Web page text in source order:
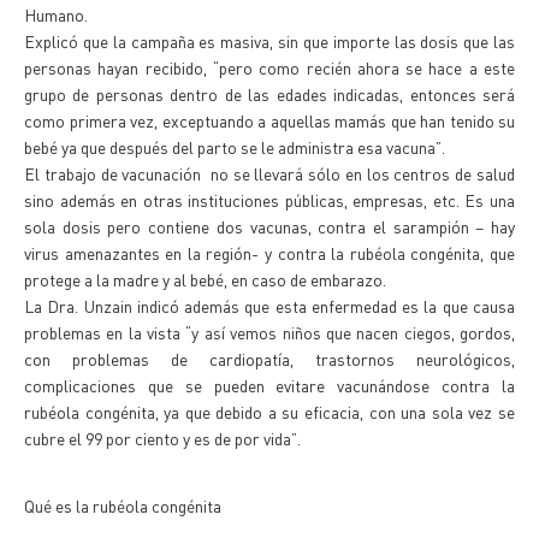
Humano.
Explicó que la campaña es masiva, sin que importe las dosis que las
personas hayan recibido, “pero como recién ahora se hace a este
grupo de personas dentro de las edades indicadas, entonces será
como primera vez, exceptuando a aquellas mamás que han tenido su
bebé ya que después del parto se le administra esa vacuna”.
El trabajo de vacunación no se llevará sólo en los centros de salud
sino además en otras instituciones públicas, empresas, etc. Es una
sola dosis pero contiene dos vacunas, contra el sarampión – hay
virus amenazantes en la región- y contra la rubéola congénita, que
protege a la madre y al bebé, en caso de embarazo.
La Dra. Unzain indicó además que esta enfermedad es la que causa
problemas en la vista “y así vemos niños que nacen ciegos, gordos,
con problemas de cardiopatía, trastornos neurológicos,
complicaciones que se pueden evitare vacunándose contra la
rubéola congénita, ya que debido a su eficacia, con una sola vez se
cubre el 99 por ciento y es de por vida”.
Qué es la rubéola congénita